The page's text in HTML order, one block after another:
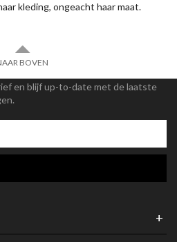
kleding, ongeacht haar maat.
BOVEN
en blijf up-to-date met de laatste
+